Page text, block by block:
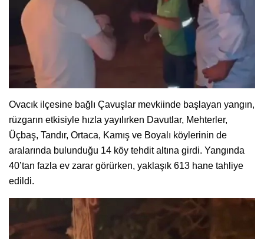
Ovacık ilçesine bağlı Çavuşlar mevkiinde başlayan yangın,
rüzgarın etkisiyle hızla yayılırken Davutlar, Mehterler,
Üçbaş, Tandır, Ortaca, Kamış ve Boyalı köylerinin de
aralarında bulunduğu 14 köy tehdit altına girdi. Yangında
40’tan fazla ev zarar görürken, yaklaşık 613 hane tahliye
edildi.